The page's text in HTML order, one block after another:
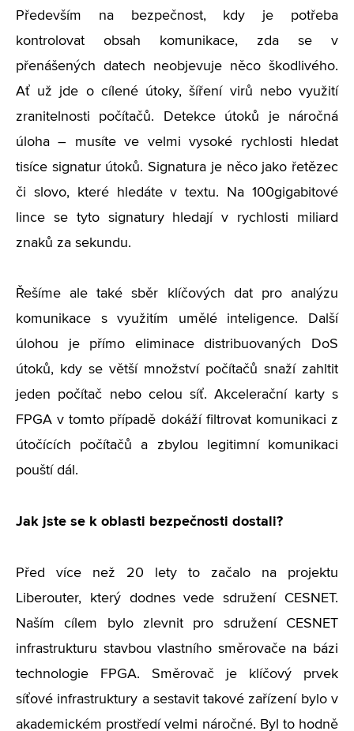
Především na bezpečnost, kdy je potřeba
kontrolovat obsah komunikace, zda se v
přenášených datech neobjevuje něco škodlivého.
Ať už jde o cílené útoky, šíření virů nebo využití
zranitelnosti počítačů. Detekce útoků je náročná
úloha – musíte ve velmi vysoké rychlosti hledat
tisíce signatur útoků. Signatura je něco jako řetězec
či slovo, které hledáte v textu. Na 100gigabitové
lince se tyto signatury hledají v rychlosti miliard
znaků za sekundu.
Řešíme ale také sběr klíčových dat pro analýzu
komunikace s využitím umělé inteligence. Další
úlohou je přímo eliminace distribuovaných DoS
útoků, kdy se větší množství počítačů snaží zahltit
jeden počítač nebo celou síť. Akcelerační karty s
FPGA v tomto případě dokáží filtrovat komunikaci z
útočících počítačů a zbylou legitimní komunikaci
pouští dál.
Jak jste se k oblasti bezpečnosti dostali?
Před více než 20 lety to začalo na projektu
Liberouter, který dodnes vede sdružení CESNET.
Naším cílem bylo zlevnit pro sdružení CESNET
infrastrukturu stavbou vlastního směrovače na bázi
technologie FPGA. Směrovač je klíčový prvek
síťové infrastruktury a sestavit takové zařízení bylo v
akademickém prostředí velmi náročné. Byl to hodně